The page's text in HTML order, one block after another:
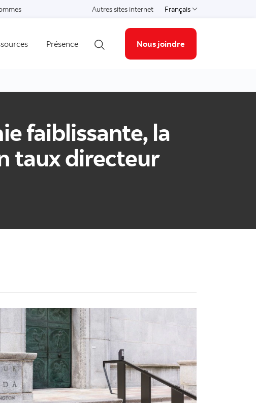
Autres sites internet Français
Select a language
Présence
Ouvrir la recherche
Nous joindre
faiblissante, la
taux directeur